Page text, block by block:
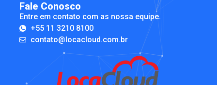
Fale Conosco
Entre em contato com as nossa equipe.
+55 11 3210 8100
contato@locacloud.com.br